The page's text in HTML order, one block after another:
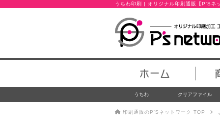
うちわ クリアファイル
うちわ印刷 | オリジナル印刷通販【P'Sネ
ホーム
印刷通販のP'Sネットワーク TOP